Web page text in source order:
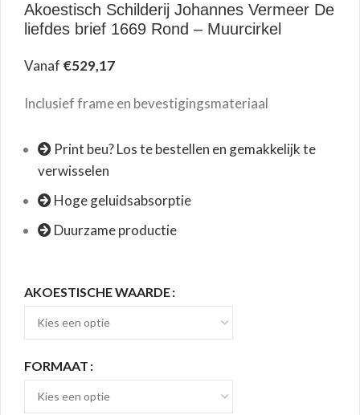
Akoestisch Schilderij Johannes Vermeer De
liefdes brief 1669 Rond – Muurcirkel
Vanaf €529,17
Inclusief frame en bevestigingsmateriaal
Print beu? Los te bestellen en gemakkelijk te
verwisselen
Hoge geluidsabsorptie
Duurzame productie
AKOESTISCHE WAARDE
FORMAAT